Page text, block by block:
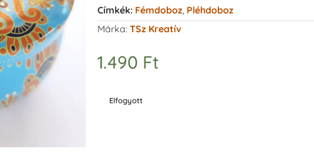
Címkék: Fémdoboz, Pléhdoboz
Márka: TSz Kreatív
1.490 Ft
Elfogyott